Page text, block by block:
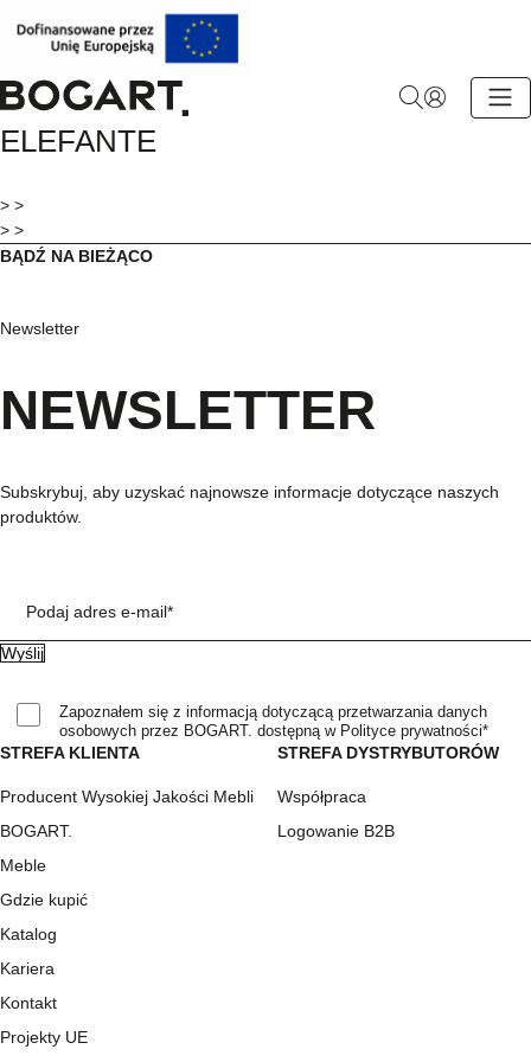
BOGART.
-
główna
ELEFANTE
> >
> >
STREFA KLIENTA
Producent Wysokiej Jakości Mebli
BOGART.
Meble
Gdzie kupić
Katalog
Kariera
Kontakt
Projekty UE
STREFA DYSTRYBUTORÓW
Współpraca
Logowanie B2B
BĄDŹ NA BIEŻĄCO
Newsletter
NEWSLETTER
Subskrybuj, aby uzyskać najnowsze informacje dotyczące naszych
produktów.
Podaj adres e-mail*
Zapoznałem się z informacją dotyczącą przetwarzania danych
osobowych przez BOGART. dostępną w Polityce prywatności*